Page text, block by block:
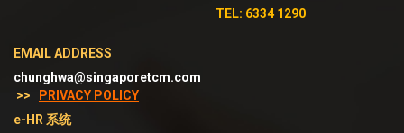
TEL: 6334 1290
EMAIL ADDRESS
chunghwa@singaporetcm.com
>>
PRIVACY POLICY
e-HR 系统